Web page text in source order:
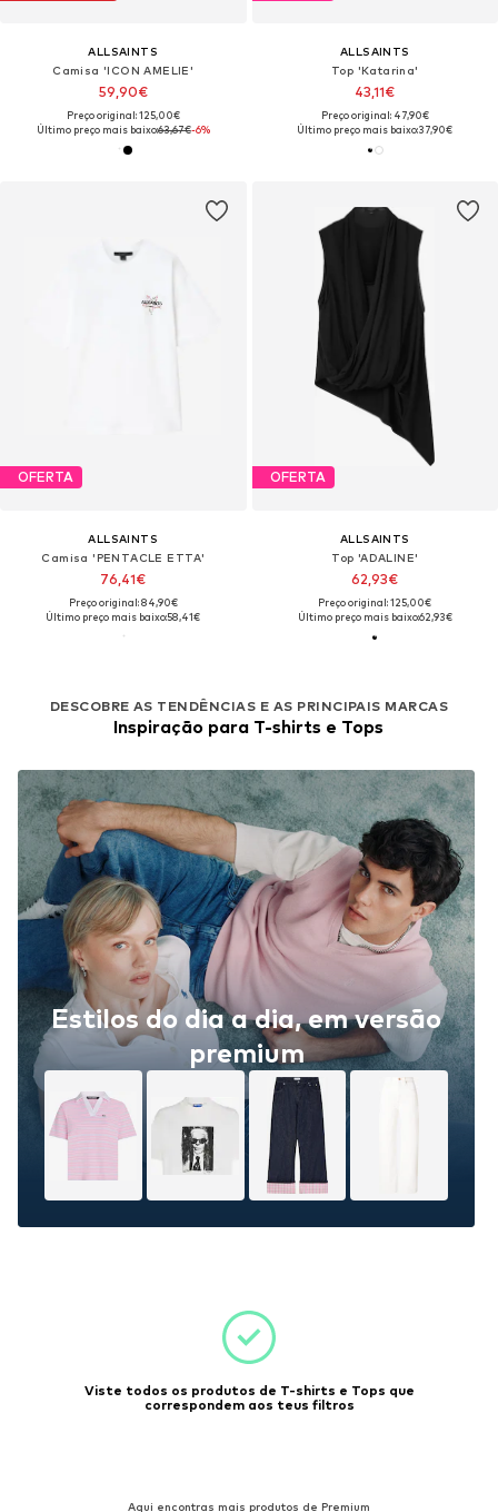
ALLSAINTS
Camisa 'ICON AMELIE'
59,90€
Preço original: 125,00€
Último preço mais baixo:63,67€-6%
ALLSAINTS
Top 'Katarina'
43,11€
Preço original: 47,90€
Último preço mais baixo:37,90€
OFERTA
ALLSAINTS
Camisa 'PENTACLE ETTA'
76,41€
Preço original: 84,90€
Último preço mais baixo:58,41€
OFERTA
ALLSAINTS
Top 'ADALINE'
62,93€
Preço original: 125,00€
Último preço mais baixo:62,93€
DESCOBRE AS TENDÊNCIAS E AS PRINCIPAIS MARCAS
Inspiração para T-shirts e Tops
Estilos do dia a dia, em versão
premium
Viste todos os produtos de T-shirts e Tops que
correspondem aos teus filtros
Aqui encontras mais produtos de Premium